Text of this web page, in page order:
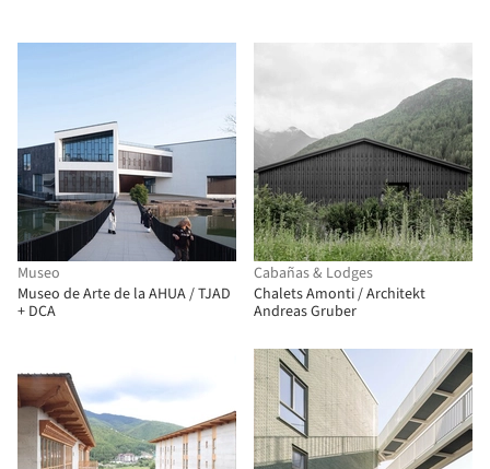
Museo
Museo de Arte de la AHUA / TJAD
+ DCA
Cabañas & Lodges
Chalets Amonti / Architekt
Andreas Gruber